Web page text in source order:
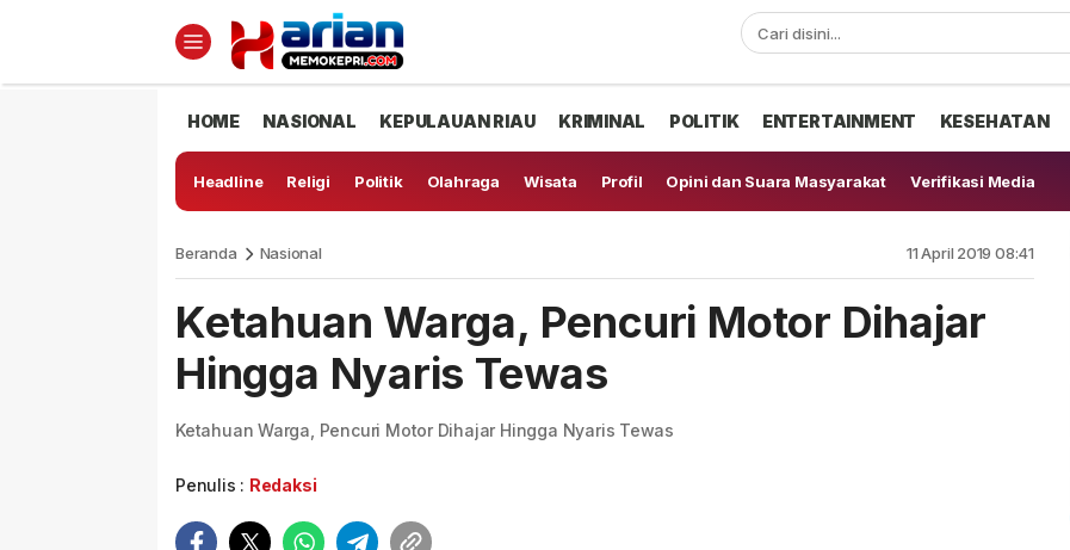
HOME NASIONAL KEPULAUAN RIAU KRIMINAL POLITIK ENTERTAINMENT KESEHATAN
Headline Religi Politik Olahraga Wisata Profil Opini dan Suara Masyarakat Verifikasi Media
Beranda Nasional 11 April 2019 08:41
Ketahuan Warga, Pencuri Motor Dihajar
Hingga Nyaris Tewas
Ketahuan Warga, Pencuri Motor Dihajar Hingga Nyaris Tewas
Penulis : Redaksi